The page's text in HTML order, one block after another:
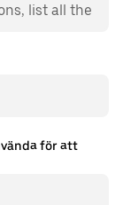
för att